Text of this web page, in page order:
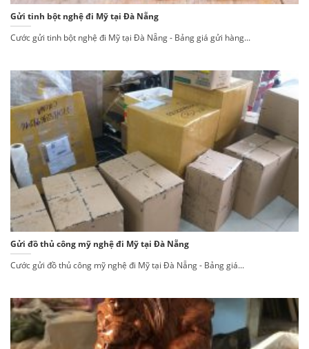
Gửi tinh bột nghệ đi Mỹ tại Đà Nẵng
Cước gửi tinh bột nghệ đi Mỹ tại Đà Nẵng - Bảng giá gửi hàng...
Gửi đồ thủ công mỹ nghệ đi Mỹ tại Đà Nẵng
Cước gửi đồ thủ công mỹ nghệ đi Mỹ tại Đà Nẵng - Bảng giá...